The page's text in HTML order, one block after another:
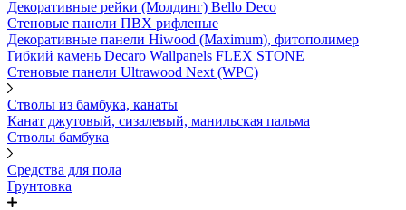
Декоративные рейки (Молдинг) Bello Deco
Стеновые панели ПВХ рифленые
Декоративные панели Hiwood (Maximum), фитополимер
Гибкий камень Decaro Wallpanels FLEX STONE
Стеновые панели Ultrawood Next (WPC)
Стволы из бамбука, канаты
Канат джутовый, сизалевый, манильская пальма
Стволы бамбука
Средства для пола
Грунтовка